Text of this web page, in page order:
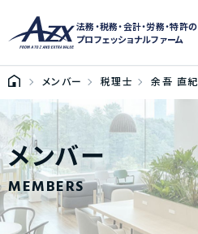
法務・税務・会計・労務・特許の
プロフェッショナルファーム
メンバー 税理士 余吾 直紀
メンバー
MEMBERS